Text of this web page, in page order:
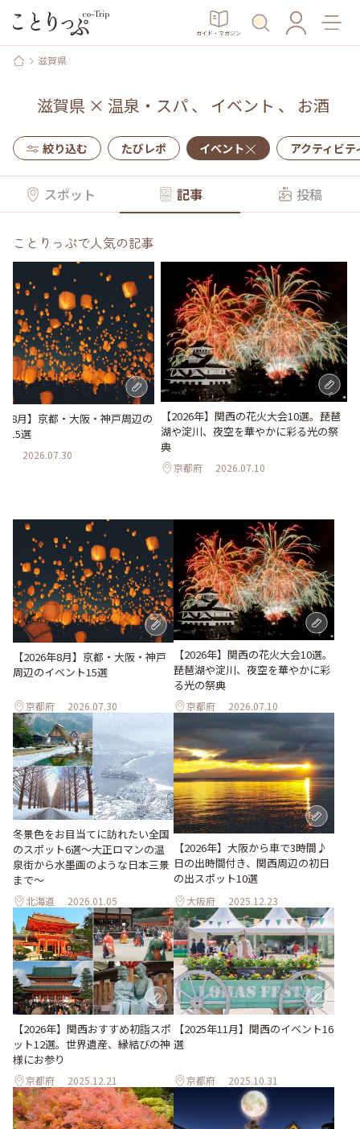
ガイド・マガジン
滋賀県
滋賀県 × 温泉・スパ、 イベント 、 お酒
絞り込む たびレポ イベント アクティビテ
スポット 記事 投稿
ことりっぷで人気の記事
8月】京都・大阪・神戸周辺の
15選
2026.07.30
【2026年】関西の花火大会10選。琵琶
湖や淀川、夜空を華やかに彩る光の祭
典
京都府 2026.07.10
【2026年8月】京都・大阪・神戸
周辺のイベント15選
京都府 2026.07.30
【2026年】関西の花火大会10選。
琵琶湖や淀川、夜空を華やかに彩
る光の祭典
京都府 2026.07.10
冬景色をお目当てに訪れたい全国
のスポット6選〜大正ロマンの温
泉街から水墨画のような日本三景
まで〜
北海道 2026.01.05
【2026年】大阪から車で3時間♪
日の出時間付き、関西周辺の初日
の出スポット10選
大阪府 2025.12.23
【2026年】関西おすすめ初詣スポ
ット12選。世界遺産、縁結びの神
様にお参り
京都府 2025.12.21
【2025年11月】関西のイベント16
選
京都府 2025.10.31